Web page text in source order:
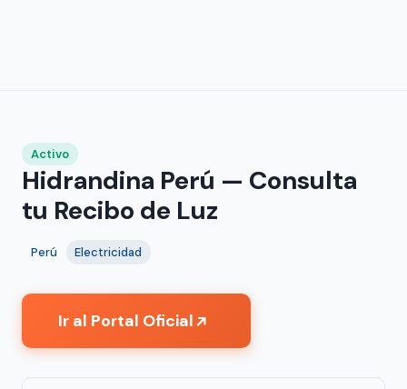
Activo
Hidrandina Perú — Consulta
tu Recibo de Luz
Perú Electricidad
Ir al Portal Oficial↗